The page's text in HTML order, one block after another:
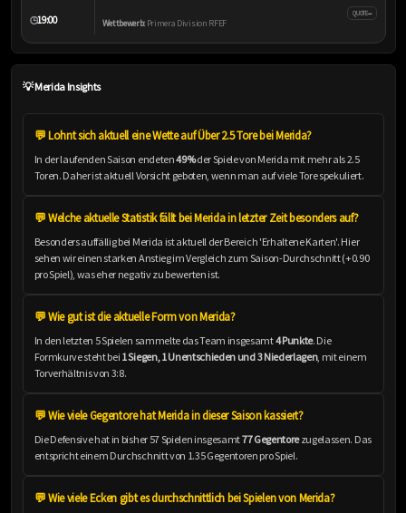
🕒19:00 Wettbewerb:Primera Division RFEF
QUOTE–
💡 Merida Insights
💬 Lohnt sich aktuell eine Wette auf Über 2.5 Tore bei Merida?
In der laufenden Saison endeten49%der Spiele von Merida mit mehr als 2.5
Toren. Daher ist aktuell Vorsicht geboten, wenn man auf viele Tore spekuliert.
💬 Welche aktuelle Statistik fällt bei Merida in letzter Zeit besonders auf?
Besonders auffällig bei Merida ist aktuell der Bereich 'Erhaltene Karten'. Hier
sehen wir einen starken Anstieg im Vergleich zum Saison-Durchschnitt (+0.90
pro Spiel), was eher negativ zu bewerten ist.
💬 Wie gut ist die aktuelle Form von Merida?
In den letzten 5 Spielen sammelte das Team insgesamt4 Punkte. Die
Formkurve steht bei 1 Siegen, 1 Unentschieden und 3 Niederlagen, mit einem
Torverhältnis von 3:8.
💬 Wie viele Gegentore hat Merida in dieser Saison kassiert?
Die Defensive hat in bisher 57 Spielen insgesamt77 Gegentorezugelassen. Das
entspricht einem Durchschnitt von 1.35 Gegentoren pro Spiel.
💬 Wie viele Ecken gibt es durchschnittlich bei Spielen von Merida?